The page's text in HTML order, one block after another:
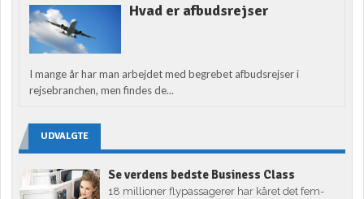
Hvad er afbudsrejser
I mange år har man arbejdet med begrebet afbudsrejser i
rejsebranchen, men findes de...
UDVALGTE
Se verdens bedste Business Class
18 millioner flypassagerer har kåret det fem-